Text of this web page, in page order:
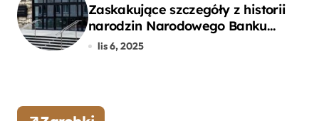
Zaskakujące szczegóły z historii
narodzin Narodowego Banku
Polskiego, o których mogłeś nie
lis 6, 2025